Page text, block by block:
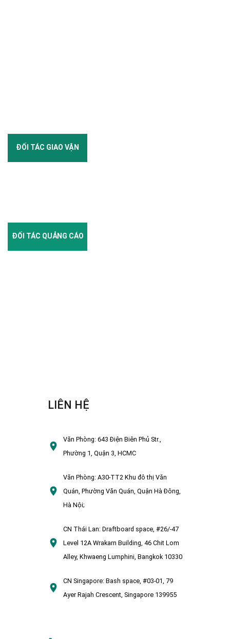
ĐỐI TÁC GIAO VẬN
ĐỐI TÁC QUẢNG CÁO
LIÊN HỆ
Văn Phòng:643 Điện Biên Phủ Str.,
Phường 1, Quận 3, HCMC
Văn Phòng:A30-TT2 Khu đô thị Văn
Quán, Phường Văn Quán, Quận Hà Đông,
Hà Nội;
CN Thái Lan: Draftboard space, #26/-47
Level 12A Wrakarn Building, 46 Chit Lom
Alley, Khwaeng Lumphini, Bangkok 10330
CN Singapore: Bash space, #03-01, 79
Ayer Rajah Crescent, Singapore 139955